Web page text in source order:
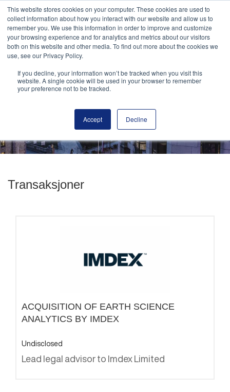
This website stores cookies on your computer. These cookies are used to
collect information about how you interact with our website and allow us to
remember you. We use this information in order to improve and customize
your browsing experience and for analytics and metrics about our visitors
both on this website and other media. To find out more about the cookies we
use, see our Privacy Policy.
If you decline, your information won’t be tracked when you visit this
website. A single cookie will be used in your browser to remember
your preference not to be tracked.
Accept Decline
MENY
Transaksjoner
ACQUISITION OF EARTH SCIENCE
ANALYTICS BY IMDEX
Undisclosed
Lead legal advisor to Imdex Limited